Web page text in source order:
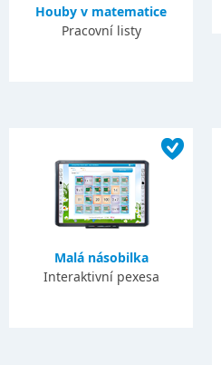
Houby v matematice
Pracovní listy
Malá násobilka
Interaktivní pexesa